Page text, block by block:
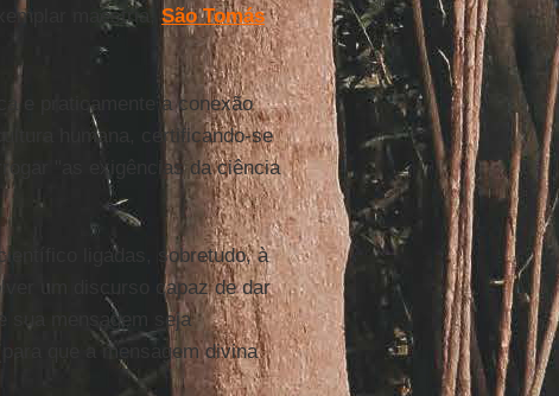
maestria, São Tomás
e praticamente a conexão
humana, certificando-se
"as exigências da ciência
ligadas, sobretudo, à
um discurso capaz de dar
sua mensagem seja
que a mensagem divina